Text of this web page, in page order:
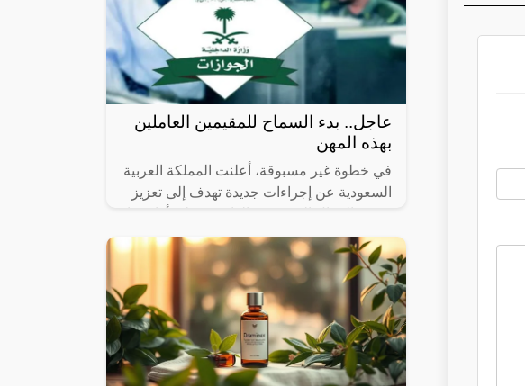
عاجل.. بدء السماح للمقيمين العاملين
بهذه المهن
في خطوة غير مسبوقة، أعلنت المملكة العربية
السعودية عن إجراءات جديدة تهدف إلى تعزيز
جاء ذلك في بيان صحفي من جوازات